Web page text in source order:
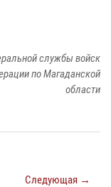
службы войск
по Магаданской
области
Следующая →